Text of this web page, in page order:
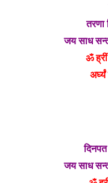
तरणा
जय साध
ॐ ह्रीं
अर्घ्यं
जय साध